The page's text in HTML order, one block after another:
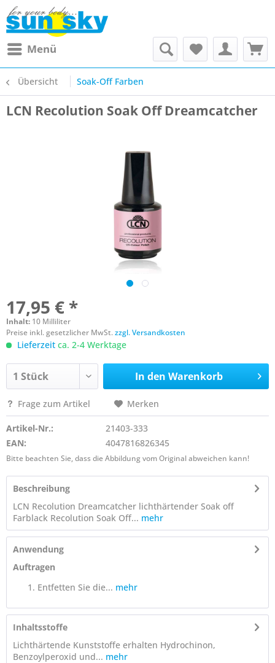
Menü
Übersicht Soak-Off Farben
LCN Recolution Soak Off Dreamcatcher
17,95 € *
Inhalt: 10 Milliliter
Preise inkl. gesetzlicher MwSt.zzgl. Versandkosten
Lieferzeit ca. 2-4 Werktage
In den Warenkorb
Frage zum Artikel Merken
Artikel-Nr.:
21403-333
EAN:
4047816826345
Bitte beachten Sie, dass die Abbildung vom Original abweichen kann!
Beschreibung
LCN Recolution Dreamcatcher lichthärtender Soak off
Farblack Recolution Soak Off... mehr
Anwendung
Auftragen
Entfetten Sie die... mehr
Inhaltsstoffe
Lichthärtende Kunststoffe erhalten Hydrochinon,
Benzoylperoxid und... mehr